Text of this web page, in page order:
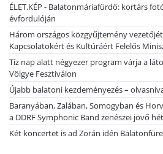
ÉLET.KÉP - Balatonmáriafürdő: kortárs
évfordulóján
Három országos közgyűjtemény
Kapcsolatokért és Kultúráért Felelős
Tíz nap alatt négyezer program várja a
Völgye Fesztiválon
Újabb balatoni kezdeményezés –
Baranyában, Zalában, Somogyban és
a DDRF Symphonic Band zenészei jövő
Két koncertet is ad Zorán idén